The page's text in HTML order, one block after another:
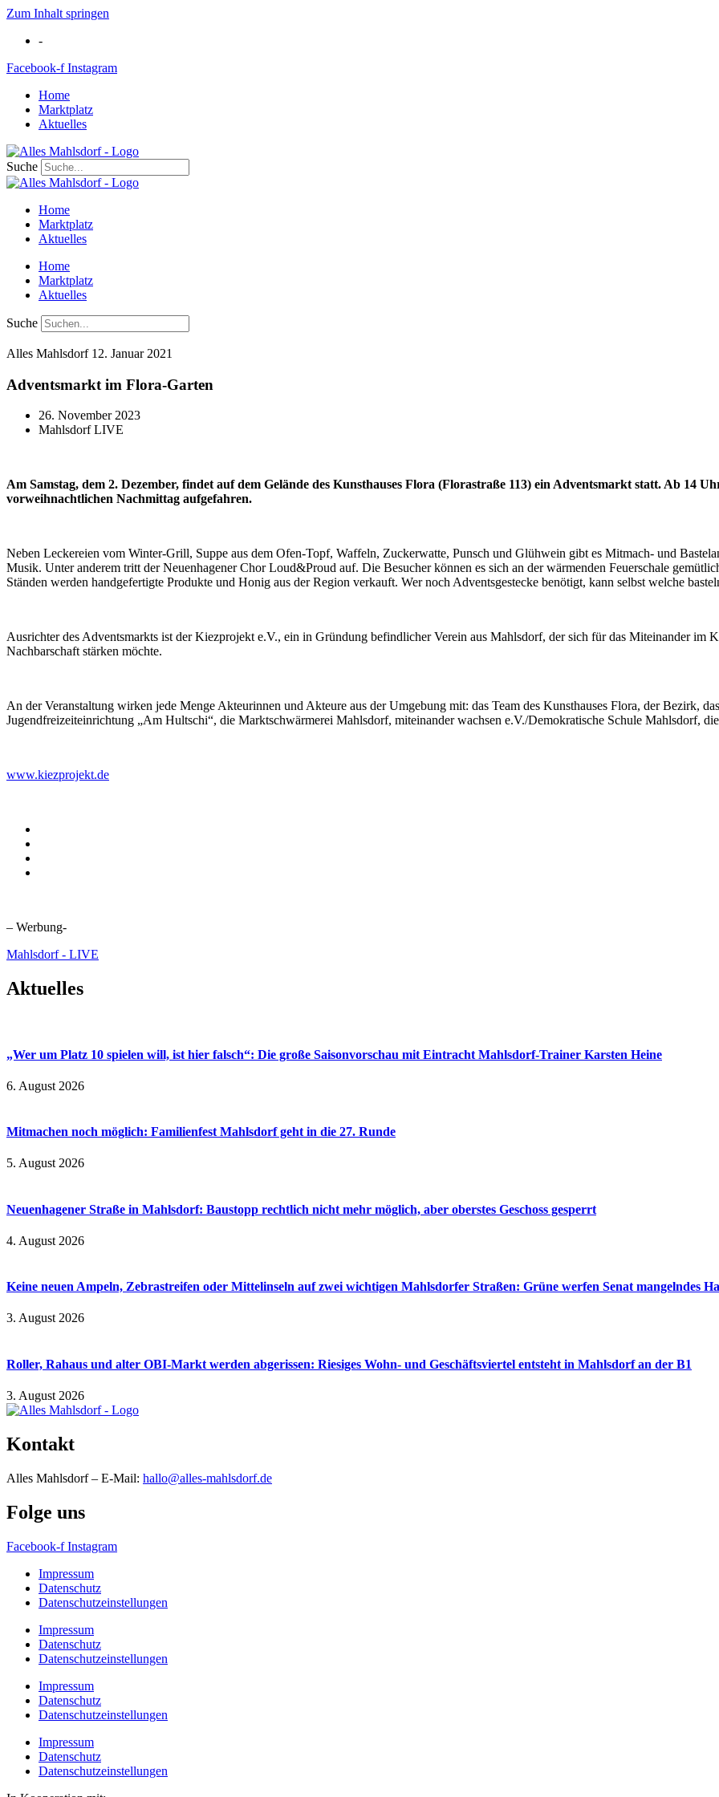
Zum Inhalt springen
-
Facebook-f Instagram
Home
Marktplatz
Aktuelles
Suche
Home
Marktplatz
Aktuelles
Home
Marktplatz
Aktuelles
Suche
Alles Mahlsdorf 12. Januar 2021
Adventsmarkt im Flora-Garten
26. November 2023
Mahlsdorf LIVE
Am Samstag, dem 2. Dezember, findet auf dem Gelände des Kunsthauses Flora (Florastraße 113) ein Adventsmarkt statt. Ab 14
vorweihnachtlichen Nachmittag aufgefahren.
Neben Leckereien vom Winter-Grill, Suppe aus dem Ofen-Topf, Waffeln, Zuckerwatte, Punsch und Glühwein gibt es Mitmach- und
Musik. Unter anderem tritt der Neuenhagener Chor Loud&Proud auf. Die Besucher können es sich an der wärmenden Feuerschale
Ständen werden handgefertigte Produkte und Honig aus der Region verkauft. Wer noch Adventsgestecke benötigt, kann selbst welche
Ausrichter des Adventsmarkts ist der Kiezprojekt e.V., ein in Gründung befindlicher Verein aus Mahlsdorf, der sich für das Miteinander im
Nachbarschaft stärken möchte.
An der Veranstaltung wirken jede Menge Akteurinnen und Akteure aus der Umgebung mit: das Team des Kunsthauses Flora, der Bezirk,
Jugendfreizeiteinrichtung „Am Hultschi“, die Marktschwärmerei Mahlsdorf, miteinander wachsen e.V./Demokratische Schule Mahlsdorf,
www.kiezprojekt.de
– Werbung-
Mahlsdorf - LIVE
Aktuelles
„Wer um Platz 10 spielen will, ist hier falsch“: Die große Saisonvorschau mit Eintracht Mahlsdorf-Trainer Karsten Heine
6. August 2026
Mitmachen noch möglich: Familienfest Mahlsdorf geht in die 27. Runde
5. August 2026
Neuenhagener Straße in Mahlsdorf: Baustopp rechtlich nicht mehr möglich, aber oberstes Geschoss gesperrt
4. August 2026
Keine neuen Ampeln, Zebrastreifen oder Mittelinseln auf zwei wichtigen Mahlsdorfer Straßen: Grüne werfen Senat mangelndes
3. August 2026
Roller, Rahaus und alter OBI-Markt werden abgerissen: Riesiges Wohn- und Geschäftsviertel entsteht in Mahlsdorf an der B1
3. August 2026
Kontakt
Alles Mahlsdorf – E-Mail: hallo@alles-mahlsdorf.de
Folge uns
Facebook-f Instagram
Impressum
Datenschutz
Datenschutzeinstellungen
Impressum
Datenschutz
Datenschutzeinstellungen
Impressum
Datenschutz
Datenschutzeinstellungen
Impressum
Datenschutz
Datenschutzeinstellungen